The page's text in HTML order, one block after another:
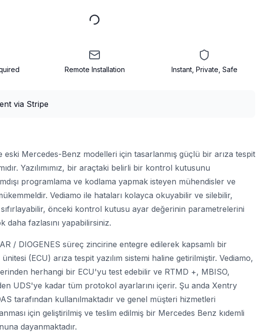
Remote Installation Instant, Private, Safe
eski Mercedes-Benz modelleri için tasarlanmış güçlü bir arıza tespit
Yazılımımız, bir araçtaki belirli bir kontrol kutusunu
programlama ve kodlama yapmak isteyen mühendisler ve
Vediamo ile hataları kolayca okuyabilir ve silebilir,
önceki kontrol kutusu ayar değerinin parametrelerini
daha fazlasını yapabilirsiniz.
/ DIOGENES süreç zincirine entegre edilerek kapsamlı bir
(ECU) arıza tespit yazılım sistemi haline getirilmiştir. Vediamo,
herhangi bir ECU'yu test edebilir ve RTMD +, MBISO,
UDS'ye kadar tüm protokol ayarlarını içerir. Şu anda Xentry
tarafından kullanılmaktadır ve genel müşteri hizmetleri
için geliştirilmiş ve teslim edilmiş bir Mercedes Benz kıdemli
dayanmaktadır.